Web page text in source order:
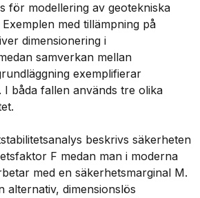
för modellering av geotekniska
med tillämpning på
dimensionering i
samverkan mellan
exemplifierar
I båda fallen används tre olika
beskrivs säkerheten
F medan man i moderna
med en säkerhetsmarginal M.
alternativ, dimensionslös